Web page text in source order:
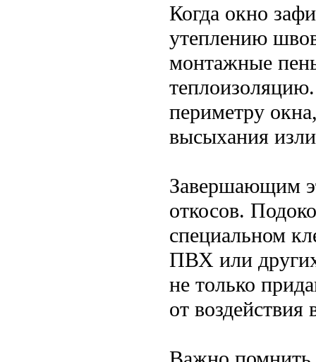
Когда окно
утеплению
монтажные
периметру
высыхания
Завершающим
откосов.
специальном
ПВХ или
не только
от